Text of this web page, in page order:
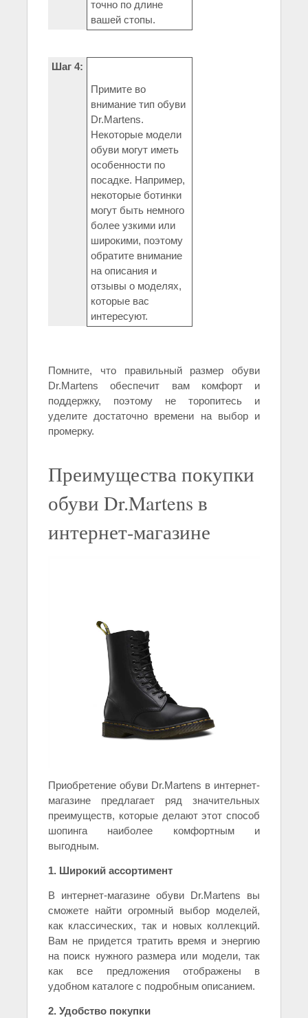
точно по длине
вашей стопы.
Шаг 4:
Примите во
внимание тип обуви
Dr.Martens.
Некоторые модели
обуви могут иметь
особенности по
посадке. Например,
некоторые ботинки
могут быть немного
более узкими или
широкими, поэтому
обратите внимание
на описания и
отзывы о моделях,
которые вас
интересуют.
Помните, что правильный размер обуви
Dr.Martens обеспечит вам комфорт и
поддержку, поэтому не торопитесь и
уделите достаточно времени на выбор и
промерку.
Преимущества покупки
обуви Dr.Martens в
интернет-магазине
Приобретение обуви Dr.Martens в интернет-
магазине предлагает ряд значительных
преимуществ, которые делают этот способ
шопинга наиболее комфортным и
выгодным.
1. Широкий ассортимент
В интернет-магазине обуви Dr.Martens вы
сможете найти огромный выбор моделей,
как классических, так и новых коллекций.
Вам не придется тратить время и энергию
на поиск нужного размера или модели, так
как все предложения отображены в
удобном каталоге с подробным описанием.
2. Удобство покупки